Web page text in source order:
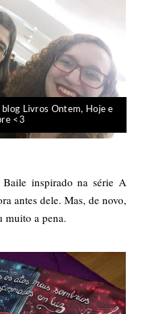
blog Livros Ontem, Hoje e
<3
inspirado na série A
antes dele. Mas, de novo,
muito a pena.